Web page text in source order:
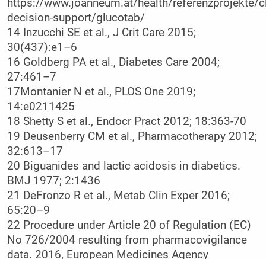
https://www.joanneum.at/health/referenzprojekte/
decision-support/glucotab/
14 Inzucchi SE et al., J Crit Care 2015;
30(437):e1–6
16 Goldberg PA et al., Diabetes Care 2004;
27:461–7
17Montanier N et al., PLOS One 2019;
14:e0211425
18 Shetty S et al., Endocr Pract 2012; 18:363-70
19 Deusenberry CM et al., Pharmacotherapy 2012;
32:613–17
20 Biguanides and lactic acidosis in diabetics.
BMJ 1977; 2:1436
21 DeFronzo R et al., Metab Clin Exper 2016;
65:20–9
22 Procedure under Article 20 of Regulation (EC)
No 726/2004 resulting from pharmacovigilance
data. 2016, European Medicines Agency